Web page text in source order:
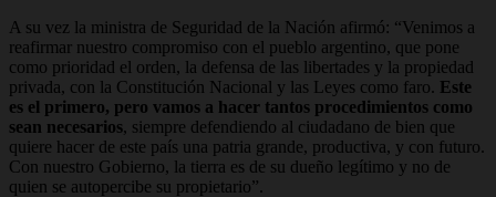
A su vez la ministra de Seguridad de la Nación afirmó: “Venimos a
reafirmar nuestro compromiso con el pueblo argentino, que pone
como prioridad el orden, la defensa de las libertades y la propiedad
privada, con la Constitución Nacional y las Leyes como faro. Este
es el primero, pero vamos a hacer tantos procedimientos como
sean necesarios, siempre defendiendo al ciudadano de bien que
quiere hacer de este país una patria grande, productiva, y con futuro.
Con nuestro Gobierno, la tierra es de su dueño legítimo y no de
quien se autopercibe su propietario”.